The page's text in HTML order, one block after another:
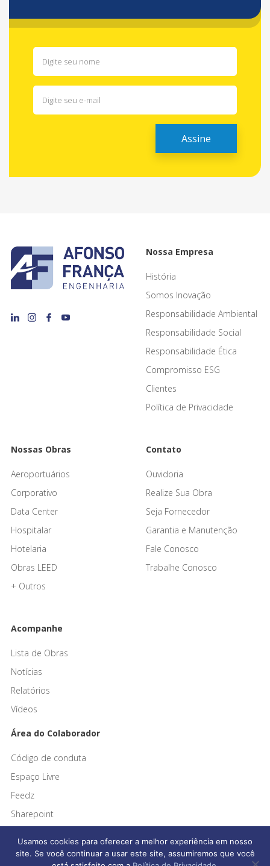
Nossa Empresa
História
Somos Inovação
Responsabilidade Ambiental
Responsabilidade Social
Responsabilidade Ética
Compromisso ESG
Clientes
Política de Privacidade
Nossas Obras
Aeroportuários
Corporativo
Data Center
Hospitalar
Hotelaria
Obras LEED
+ Outros
Contato
Ouvidoria
Realize Sua Obra
Seja Fornecedor
Garantia e Manutenção
Fale Conosco
Trabalhe Conosco
Acompanhe
Lista de Obras
Notícias
Relatórios
Vídeos
Área do Colaborador
Código de conduta
Espaço Livre
Feedz
Sharepoint
Usamos cookies para oferecer a melhor experiência em nosso
site. Se você continuar a usar este site, assumiremos que você